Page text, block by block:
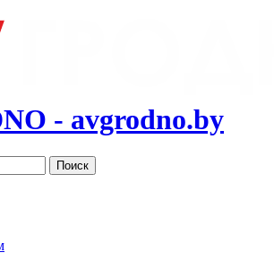
- avgrodno.by